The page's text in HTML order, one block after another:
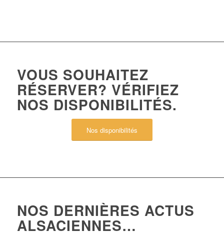
VOUS SOUHAITEZ
RÉSERVER? VÉRIFIEZ
NOS DISPONIBILITÉS.
Nos disponibilités
NOS DERNIÈRES ACTUS
ALSACIENNES…